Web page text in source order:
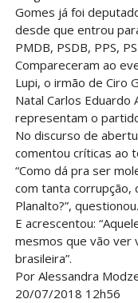
Gomes já foi
desde que entrou
PMDB, PSDB, PPS,
Compareceram ao
Lupi, o irmão de Ciro
Natal Carlos
representam o
No discurso de
comentou críticas ao
“Como dá pra ser
com tanta corrupção,
Planalto?”, questionou.
E acrescentou:
mesmos que vão ver
brasileira”.
Por Alessandra
20/07/2018 12h56